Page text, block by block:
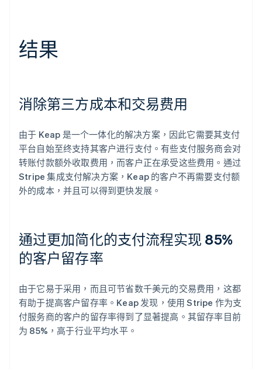
结果
消除第三方成本和交易费用
由于 Keap 是一个一体化的解决方案，因此它需要其支付
平台自始至终支持其客户进行支付。有些支付服务商会对
转账付款额外收取费用，而客户正在承受这些费用。通过
Stripe 集成支付解决方案，Keap 的客户不再需要支付额
外的成本，并且可以得到更快发展。
通过更加简化的支付流程实现 85%
的客户留存率
由于它易于采用，而且可节省数千美元的交易费用，这都
有助于提高客户留存率。Keap 发现，使用 Stripe 作为支
付服务商的客户的留存率得到了显著提高。其留存率目前
为 85%，高于行业平均水平。